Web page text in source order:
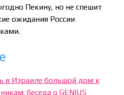
Пекину, но не спешит
ожидания России
в Израиле большой дом к
беседа о GENIUS